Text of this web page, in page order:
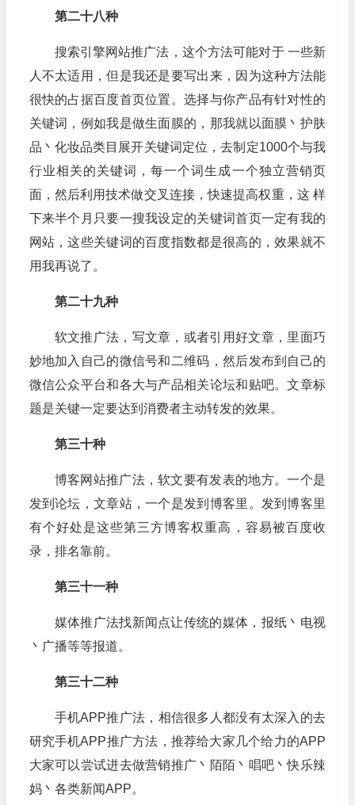
第二十八种
搜索引擎网站推广法，这个方法可能对于 一些新
人不太适用，但是我还是要写出来，因为这种方法能
很快的占据百度首页位置。选择与你产品有针对性的
关键词，例如我是做生面膜的，那我就以面膜丶护肤
品丶化妆品类目展开关键词定位，去制定1000个与我
行业相关的关键词，每一个词生成一个独立营销页
面，然后利用技术做交叉连接，快速提高权重，这 样
下来半个月只要一搜我设定的关键词首页一定有我的
网站，这些关键词的百度指数都是很高的，效果就不
用我再说了。
第二十九种
软文推广法，写文章，或者引用好文章，里面巧
妙地加入自己的微信号和二维码，然后发布到自己的
微信公众平台和各大与产品相关论坛和贴吧。文章标
题是关键一定要达到消费者主动转发的效果。
第三十种
博客网站推广法，软文要有发表的地方。一个是
发到论坛，文章站，一个是发到博客里。发到博客里
有个好处是这些第三方博客权重高，容易被百度收
录，排名靠前。
第三十一种
媒体推广法找新闻点让传统的媒体，报纸丶电视
丶广播等等报道。
第三十二种
手机APP推广法，相信很多人都没有太深入的去
研究手机APP推广方法，推荐给大家几个给力的APP
大家可以尝试进去做营销推广丶陌陌丶唱吧丶快乐辣
妈丶各类新闻APP。